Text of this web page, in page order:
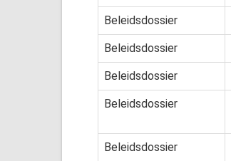
Beleidsdossier
Beleidsdossier
Beleidsdossier
Beleidsdossier
Beleidsdossier